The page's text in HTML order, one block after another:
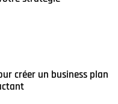
créer un business plan